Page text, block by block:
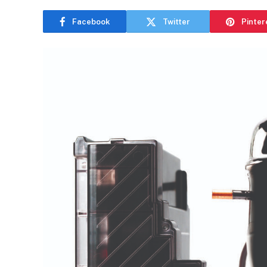
Facebook Twitter